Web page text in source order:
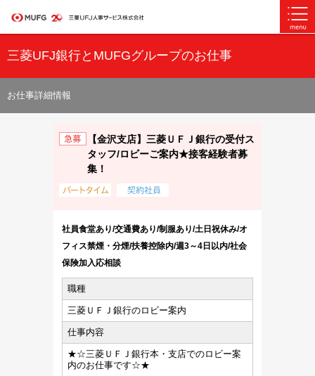
三菱UFJ銀行とMUFGグループのお仕事
お仕事詳細情報
【金沢支店】三菱ＵＦＪ銀行の受付ス
タッフ/ロビーご案内★接客経験者募
集！
社員食堂あり/交通費あり/制服あり/土日祝休み/オ
フィス禁煙・分煙/扶養控除内/週3～4日以内/社会
保険加入応相談
職種
三菱ＵＦＪ銀行のロビー案内
仕事内容
★☆三菱ＵＦＪ銀行本・支店でのロビー案
内のお仕事です☆★